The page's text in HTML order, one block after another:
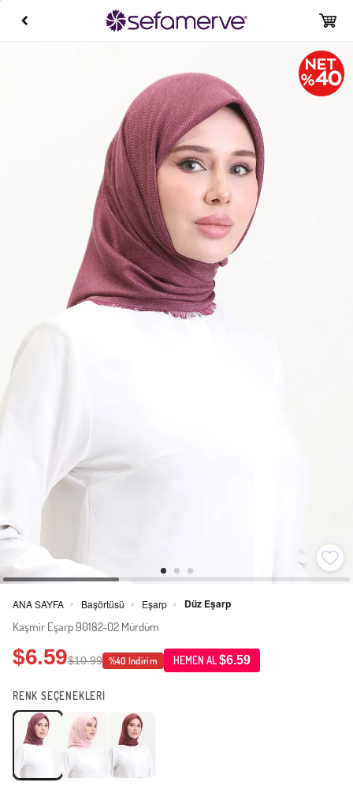
ANA SAYFA > Başörtüsü > Eşarp > Düz Eşarp
Kaşmir Eşarp 90182-02 Mürdüm
$6.59$10.99 %40 İndirim HEMEN AL$6.59
RENK SEÇENEKLERİ